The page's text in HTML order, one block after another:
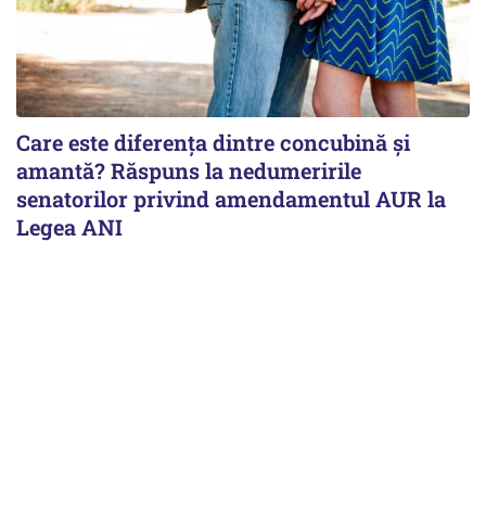
Care este diferența dintre concubină și
amantă? Răspuns la nedumeririle
senatorilor privind amendamentul AUR la
Legea ANI